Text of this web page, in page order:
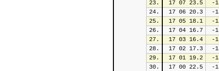
23.
17 07 23.5
-
24.
17 06 20.3
-
25.
17 05 18.1
-
26.
17 04 16.7
-
27.
17 03 16.4
-
28.
17 02 17.3
-
29.
17 01 19.2
-
30.
17 00 22.5
-